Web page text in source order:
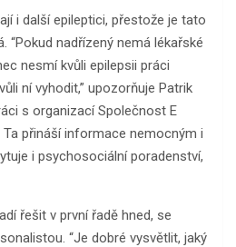
i další epileptici, přestože je tato
“Pokud nadřízený nemá lékařské
nesmí kvůli epilepsii práci
ní vyhodit,” upozorňuje Patrik
s organizací Společnost E
přináší informace nemocným i
i psychosociální poradenství,
řešit v první řadě hned, se
“Je dobré vysvětlit, jaký